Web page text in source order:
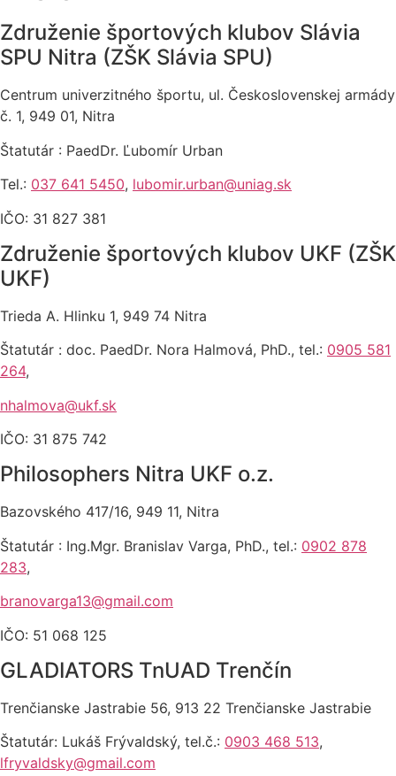
Združenie športových klubov Slávia
SPU Nitra (ZŠK Slávia SPU)
Centrum univerzitného športu, ul. Československej armády
č. 1, 949 01, Nitra
Štatutár : PaedDr. Ľubomír Urban
Tel.: 037 641 5450, lubomir.urban@uniag.sk
IČO: 31 827 381
Združenie športových klubov UKF (ZŠK
UKF)
Trieda A. Hlinku 1, 949 74 Nitra
Štatutár : doc. PaedDr. Nora Halmová, PhD., tel.: 0905 581
264,
nhalmova@ukf.sk
IČO: 31 875 742
Philosophers Nitra UKF o.z.
Bazovského 417/16, 949 11, Nitra
Štatutár : Ing.Mgr. Branislav Varga, PhD., tel.: 0902 878
283,
branovarga13@gmail.com
IČO: 51 068 125
GLADIATORS TnUAD Trenčín
Trenčianske Jastrabie 56, 913 22 Trenčianske Jastrabie
Štatutár: Lukáš Frývaldský, tel.č.: 0903 468 513,
lfryvaldsky@gmail.com